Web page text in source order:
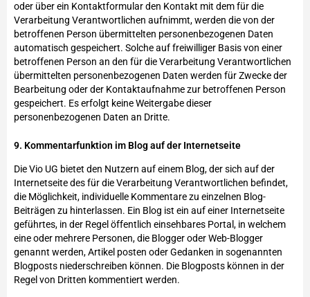
oder über ein Kontaktformular den Kontakt mit dem für die
Verarbeitung Verantwortlichen aufnimmt, werden die von der
betroffenen Person übermittelten personenbezogenen Daten
automatisch gespeichert. Solche auf freiwilliger Basis von einer
betroffenen Person an den für die Verarbeitung Verantwortlichen
übermittelten personenbezogenen Daten werden für Zwecke der
Bearbeitung oder der Kontaktaufnahme zur betroffenen Person
gespeichert. Es erfolgt keine Weitergabe dieser
personenbezogenen Daten an Dritte.
9. Kommentarfunktion im Blog auf der Internetseite
Die Vio UG bietet den Nutzern auf einem Blog, der sich auf der
Internetseite des für die Verarbeitung Verantwortlichen befindet,
die Möglichkeit, individuelle Kommentare zu einzelnen Blog-
Beiträgen zu hinterlassen. Ein Blog ist ein auf einer Internetseite
geführtes, in der Regel öffentlich einsehbares Portal, in welchem
eine oder mehrere Personen, die Blogger oder Web-Blogger
genannt werden, Artikel posten oder Gedanken in sogenannten
Blogposts niederschreiben können. Die Blogposts können in der
Regel von Dritten kommentiert werden.